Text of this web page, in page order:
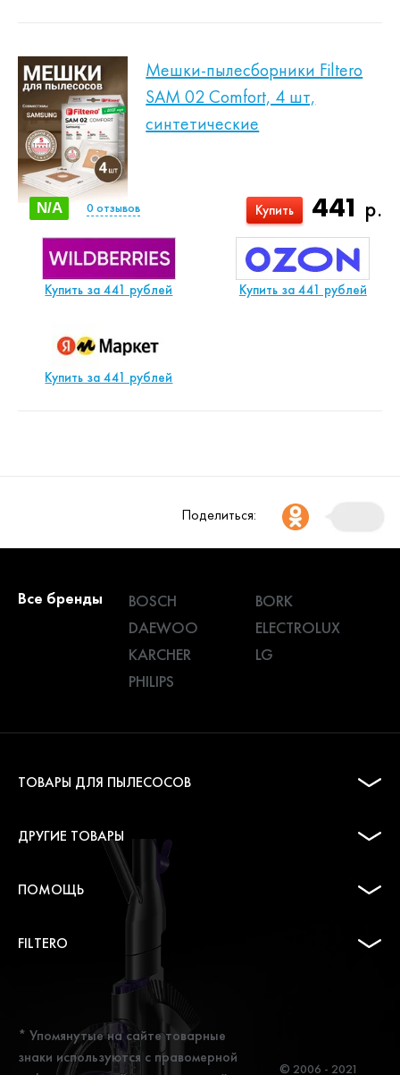
Мешки-пылесборники Filtero
SAM 02 Comfort, 4 шт,
синтетические
441 р.
Купить
N/A 0 отзывов
Купить за 441 рублей Купить за 441 рублей
Купить за 441 рублей
Поделиться:
Все бренды BOSCH
BORK
DAEWOO
ELECTROLUX
KARCHER
LG
PHILIPS
ТОВАРЫ ДЛЯ ПЫЛЕСОСОВ
ДРУГИЕ ТОВАРЫ
ПОМОЩЬ
FILTERO
* Упомянутые на сайте товарные
знаки используются с правомерной
© 2006 - 2021